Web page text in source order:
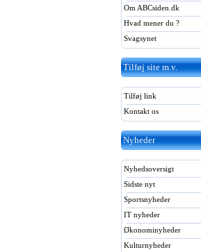
Om ABCsiden.dk
Hvad mener du ?
Svagsynet
Tilføj site m.v.
Tilføj link
Kontakt os
Nyheder
Nyhedsoversigt
Sidste nyt
Sportsnyheder
IT nyheder
Økonominyheder
Kulturnyheder